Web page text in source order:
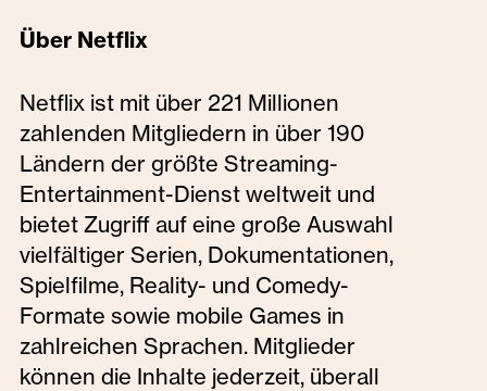
Über Netflix
Netflix ist mit über 221 Millionen
zahlenden Mitgliedern in über 190
Ländern der größte Streaming-
Entertainment-Dienst weltweit und
bietet Zugriff auf eine große Auswahl
vielfältiger Serien, Dokumentationen,
Spielfilme, Reality- und Comedy-
Formate sowie mobile Games in
zahlreichen Sprachen. Mitglieder
können die Inhalte jederzeit, überall